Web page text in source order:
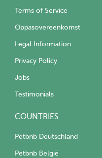
Terms of Service
Oppasovereenkomst
Legal Information
Privacy Policy
Jobs
Testimonials
COUNTRIES
Petbnb Deutschland
Petbnb België